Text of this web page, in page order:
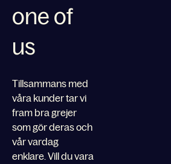
one of
us
Tillsammans med
våra kunder tar vi
fram bra grejer
som gör deras och
vår vardag
enklare. Vill du vara